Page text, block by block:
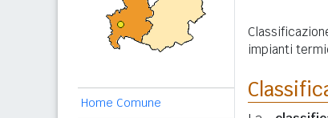
Home Comune
impianti